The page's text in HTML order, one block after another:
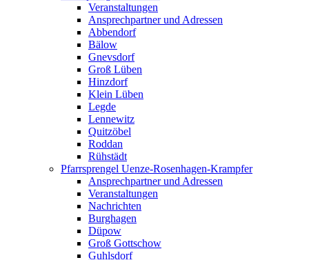
Veranstaltungen
Ansprechpartner und Adressen
Abbendorf
Bälow
Gnevsdorf
Groß Lüben
Hinzdorf
Klein Lüben
Legde
Lennewitz
Quitzöbel
Roddan
Rühstädt
Pfarrsprengel Uenze-Rosenhagen-Krampfer
Ansprechpartner und Adressen
Veranstaltungen
Nachrichten
Burghagen
Düpow
Groß Gottschow
Guhlsdorf